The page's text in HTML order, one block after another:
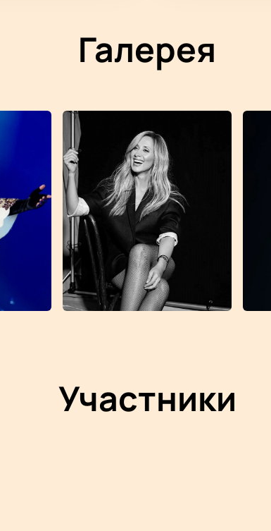
Галерея
Участники